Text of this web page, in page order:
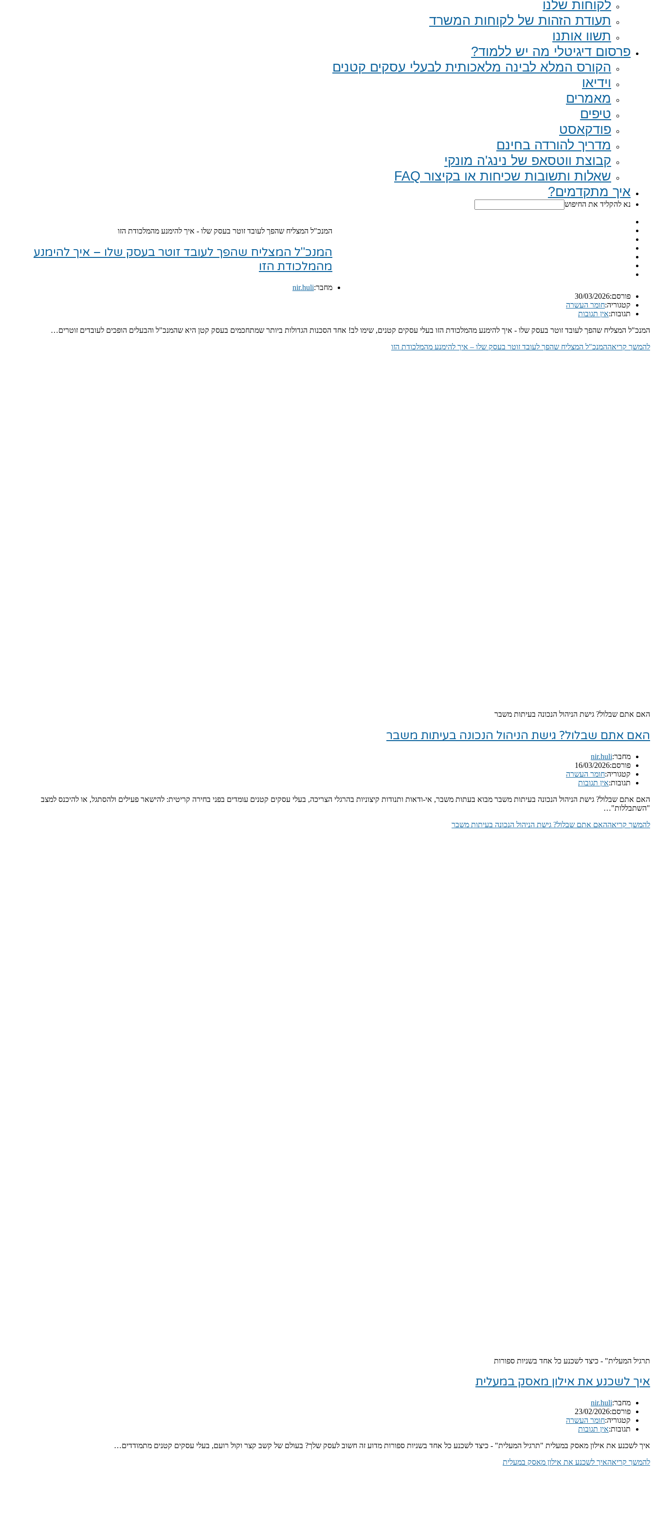
לקוחות שלנו
תעודת הזהות של לקוחות המשרד
תשוו אותנו
פרסום דיגיטלי מה יש ללמוד?
הקורס המלא לבינה מלאכותית לבעלי עסקים קטנים
וידיאו
מאמרים
טיפים
פודקאסט
מדריך להורדה בחינם
קבוצת ווטסאפ של נינג'ה מונקי​
שאלות ותשובות שכיחות או בקיצור FAQ
איך מתקדמים?
נא להקליד את החיפוש
המנכ"ל המצליח שהפך לעובד זוטר בעסק שלו - איך להימנע מהמלכודת הזו
המנכ"ל המצליח שהפך לעובד זוטר בעסק שלו – איך להימנע
מהמלכודת הזו
מחבר:nir.huli
פורסם:30/03/2026
קטגוריה:חומר העשרה
תגובות:אין תגובות
המנכ"ל המצליח שהפך לעובד זוטר בעסק שלו - איך להימנע מהמלכודת הזו בעלי עסקים קטנים, שימו לב! אחד הסכנות הגדולות ביותר שמתחכמים בעסק קטן היא שהמנכ"ל והבעלים הופכים לעובדים זוטרים…
להמשך קריאההמנכ"ל המצליח שהפך לעובד זוטר בעסק שלו – איך להימנע מהמלכודת הזו
האם אתם שבלול? גישת הניהול הנכונה בעיתות משבר
האם אתם שבלול? גישת הניהול הנכונה בעיתות משבר
מחבר:nir.huli
פורסם:16/03/2026
קטגוריה:חומר העשרה
תגובות:אין תגובות
האם אתם שבלול? גישת הניהול הנכונה בעיתות משבר מבוא בעתות משבר, אי-ודאות ותנודות קיצוניות בהרגלי הצריכה, בעלי עסקים קטנים עומדים בפני בחירה קריטית: להישאר פעילים ולהסתגל, או להיכנס למצב
"השתבללות"…
להמשך קריאההאם אתם שבלול? גישת הניהול הנכונה בעיתות משבר
תרגיל המעלית" - כיצד לשכנע כל אחד בשניות ספורות
איך לשכנע את אילון מאסק במעלית
מחבר:nir.huli
פורסם:23/02/2026
קטגוריה:חומר העשרה
תגובות:אין תגובות
איך לשכנע את אילון מאסק במעלית "תרגיל המעלית" - כיצד לשכנע כל אחד בשניות ספורות מדוע זה חשוב לעסק שלך? בעולם של קשב קצר וקול רועם, בעלי עסקים קטנים מתמודדים…
להמשך קריאהאיך לשכנע את אילון מאסק במעלית